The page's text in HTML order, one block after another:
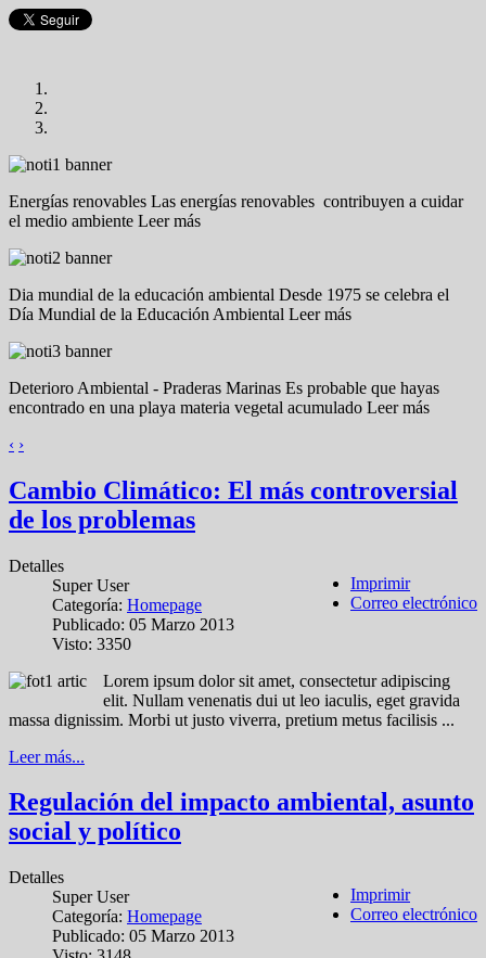
Energías renovables Las energías renovables contribuyen a cuidar
el medio ambiente Leer más
Dia mundial de la educación ambiental Desde 1975 se celebra el
Día Mundial de la Educación Ambiental Leer más
Deterioro Ambiental - Praderas Marinas Es probable que hayas
encontrado en una playa materia vegetal acumulado Leer más
‹ ›
Cambio Climático: El más controversial
de los problemas
Imprimir
Correo electrónico
Detalles
Super User
Categoría: Homepage
Publicado: 05 Marzo 2013
Visto: 3350
Lorem ipsum dolor sit amet, consectetur adipiscing
elit. Nullam venenatis dui ut leo iaculis, eget gravida
massa dignissim. Morbi ut justo viverra, pretium metus facilisis ...
Leer más...
Regulación del impacto ambiental, asunto
social y político
Imprimir
Correo electrónico
Detalles
Super User
Categoría: Homepage
Publicado: 05 Marzo 2013